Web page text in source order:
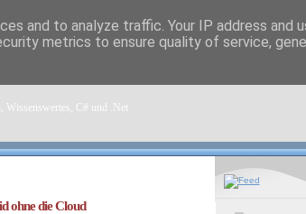
Wissenswertes, C# und .Net
ohne die Cloud
and to analyze traffic. Your IP address and
metrics to ensure quality of service,